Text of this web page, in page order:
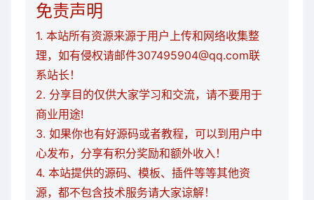
免责声明
1. 本站所有资源来源于用户上传和网络收集整
理，如有侵权请邮件307495904@qq.com联
系站长！
2. 分享目的仅供大家学习和交流，请不要用于
商业用途!
3. 如果你也有好源码或者教程，可以到用户中
心发布，分享有积分奖励和额外收入！
4. 本站提供的源码、模板、插件等等其他资
源，都不包含技术服务请大家谅解！